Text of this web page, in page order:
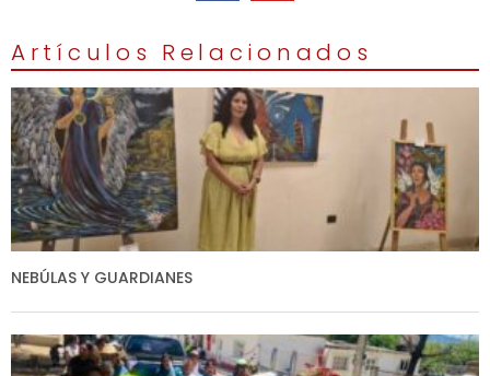
Artículos Relacionados
NEBÚLAS Y GUARDIANES